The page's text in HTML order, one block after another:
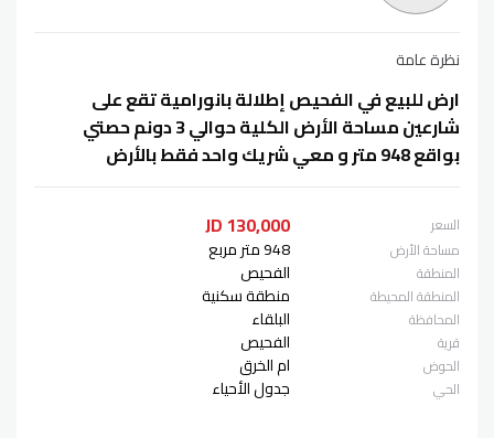
نظرة عامة
ارض للبيع في الفحيص إطلالة بانورامية تقع على
شارعين مساحة الأرض الكلية حوالي 3 دونم حصتي
بواقع 948 متر و معي شريك واحد فقط بالأرض
السعر 130,000 JD
مساحة الأرض 948 متر مربع
المنطقة الفحيص
المنطقة المحيطة منطقة سكنية
المحافظة البلقاء
قرية الفحيص
الحوض ام الخرق
الحي جدول الأحياء